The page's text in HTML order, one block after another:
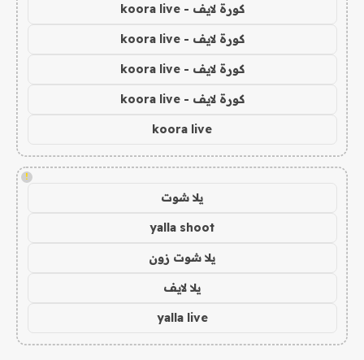
كورة لايف - koora live
كورة لايف - koora live
كورة لايف - koora live
كورة لايف - koora live
koora live
!
يلا شوت
yalla shoot
يلا شوت زون
يلا لايف
yalla live